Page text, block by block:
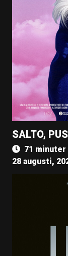
SALTO,
71 minuter
28 augusti,